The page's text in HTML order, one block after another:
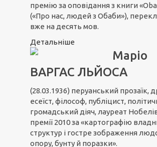
премію за оповідання з книги
(«Про нас, людей з Обаби»),
вже на десять мов.
Детальніше
Маріо
ВАРГАС ЛЬЙОСА
(28.03.1936) перуанський прозаїк,
есеїст, філософ, публіцист,
громадський діяч, лауреат
премії 2010 за «картографію
структур і гостре зображення
опору, бунту й поразки».